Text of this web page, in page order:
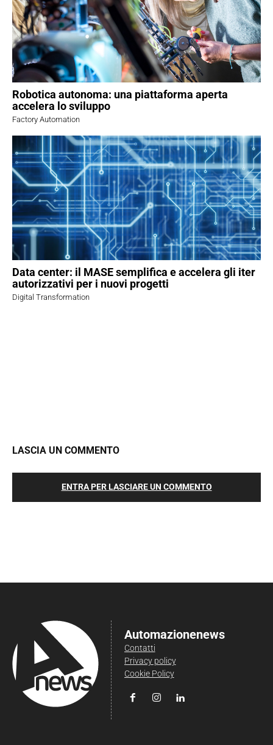
Robotica autonoma: una piattaforma aperta
accelera lo sviluppo
Factory Automation
Data center: il MASE semplifica e accelera gli iter
autorizzativi per i nuovi progetti
Digital Transformation
LASCIA UN COMMENTO
ENTRA PER LASCIARE UN COMMENTO
Automazionenews
Contatti
Privacy policy
Cookie Policy